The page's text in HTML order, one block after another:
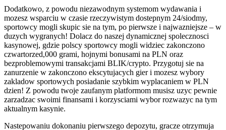
Dodatkowo, z powodu niezawodnym systemom wydawania i
mozesz wsparciu w czasie rzeczywistym dostepnym 24/siodmy,
sportowcy mogli skupic sie na tym, po pierwsze i najwazniejsze – w
duzych wygranych! Dolacz do naszej dynamicznej spolecznosci
kasynowej, gdzie polscy sportowcy mogli widziec zakonczono
czwartorzed,000 grami, hojnymi bonusami na PLN oraz
bezproblemowymi transakcjami BLIK/crypto. Przygotuj sie na
zanurzenie w zakonczono ekscytujacych gier i mozesz wybory
zakladow sportowych posiadanie szybkim wyplacaniem w PLN
dzien! Z powodu twoje zaufanym platformom musisz uzyc pewnie
zarzadzac swoimi finansami i korzysciami wybor rozwazyc na tym
aktualnym kasynie.
Nastepowaniu dokonaniu pierwszego depozytu, gracze otrzymuja